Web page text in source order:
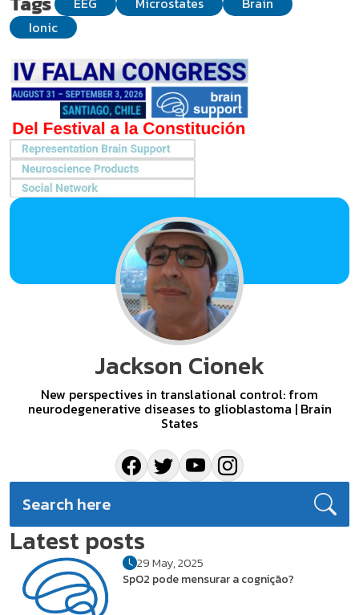
Ionic
Jackson Cionek
New perspectives in translational control: from
neurodegenerative diseases to glioblastoma | Brain
States
Latest posts
29 May, 2025
SpO2 pode mensurar a cognição?